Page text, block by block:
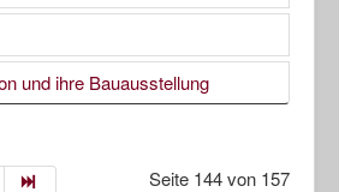
und ihre Bauausstellung
Seite 144 von 157